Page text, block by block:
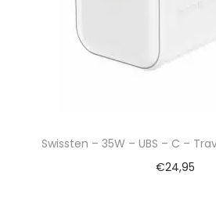
Swissten – 35W – UBS – C –
€24,95